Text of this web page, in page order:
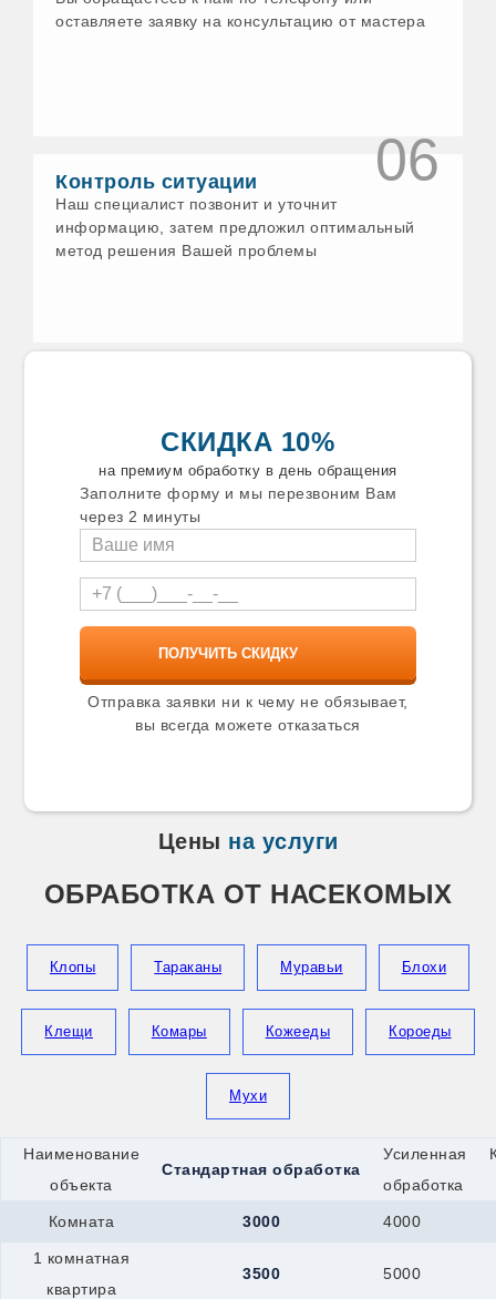
Еманжелинск
Ессентуки
Звенигород
Зеленодольск
Златоуст
Зуевка
Ивантеевка
Камышлов
Канаш
Карабаново
Карабаш
Касимов
Качканар
Кимры
Кинель
Кинешма
Киржач
Кириши
Клин
Ковров
Козьмодемьянск
Коркино
Королев
Котлас
Красноармейск
Красногорск
Кронштадт
Кропоткин
Крымск
Берёзовский
Верхняя-Пышма
Краснотурьинск
Новоуральск
оставляете заявку на консультацию от мастера
06
Контроль ситуации
Наш специалист позвонит и уточнит
информацию, затем предложил оптимальный
метод решения Вашей проблемы
СКИДКА 10%
на премиум обработку в день обращения
Заполните форму и мы перезвоним Вам
через 2 минуты
Отправка заявки ни к чему не обязывает,
вы всегда можете отказаться
Цены на услуги
ОБРАБОТКА ОТ НАСЕКОМЫХ
Клопы Тараканы Муравьи Блохи
Клещи Комары Кожееды Короеды
Мухи
Наименование
объекта
Стандартная обработка
Усиленная
обработка
Комната 3000 4000
1 комнатная
квартира
3500 5000